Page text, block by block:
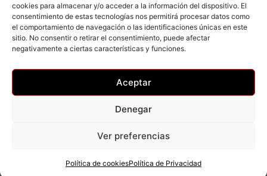
cookies para almacenar y/o acceder a la información del dispositivo. El
consentimiento de estas tecnologías nos permitirá procesar datos como
el comportamiento de navegación o las identificaciones únicas en este
sitio. No consentir o retirar el consentimiento, puede afectar
negativamente a ciertas características y funciones.
Aceptar
Denegar
Ver preferencias
Política de cookiesPolítica de Privacidad
Web desarrollada gracias al Programa Kit Digital
Cofinanciado por los Fondos Next Generation (EU) del
–Accesibilidad–Cookies
© Todos los derechos reservados